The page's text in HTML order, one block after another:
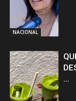
NACIONAL
...